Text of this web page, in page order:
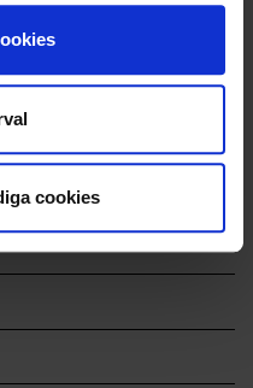
cookies